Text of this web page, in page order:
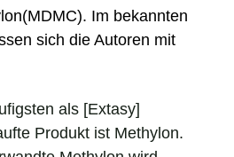
. Im bekannten
sich die Autoren mit
als [Extasy]
Produkt ist Methylon.